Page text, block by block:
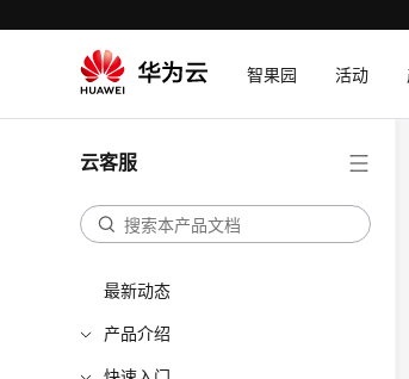
智果园 活动
云客服
最新动态
产品介绍